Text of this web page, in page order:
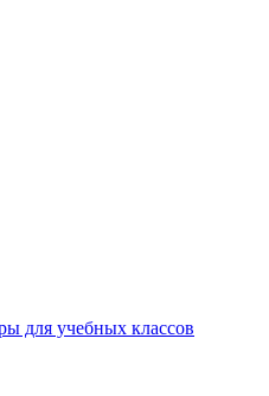
для учебных классов